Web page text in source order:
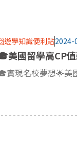
遊學知識便利貼2024-
美國留學高CP